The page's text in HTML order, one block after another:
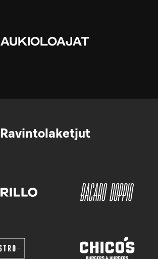
AUKIOLOAJAT
Ravintolaketjut